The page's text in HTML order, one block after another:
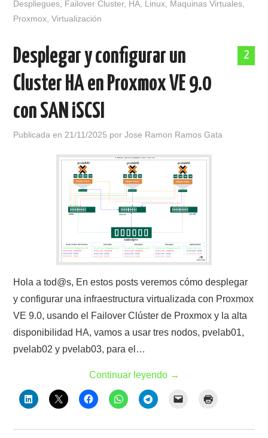
Despliegues Failover Cluster, HA Linux Maquinas Virtuales
Proxmox ,Virtualización
2
Desplegar y configurar un
Cluster HA en Proxmox VE 9.0
con SAN iSCSI
Publicada en 21/11/2025 porJose Ramon Ramos Gata
Hola a tod@s, En estos posts veremos cómo desplegar
y configurar una infraestructura virtualizada con Proxmox
VE 9.0, usando el Failover Clúster de Proxmox y la alta
disponibilidad HA, vamos a usar tres nodos, pvelab01,
pvelab02 y pvelab03, para el…
Continuar leyendo →